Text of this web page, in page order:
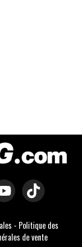
- Politique des
de vente